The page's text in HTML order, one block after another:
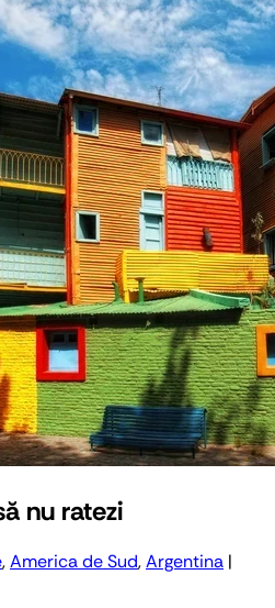
nu ratezi
,America de Sud,Argentina |